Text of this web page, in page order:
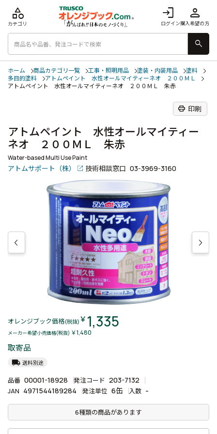
login
ログイン
person
購入希望の方
category
カテゴリ
search
ホーム 商品カテゴリ一覧 工事・照明用品 塗装・内装用品
塗料
多目的塗料
アトムペイント 水性オールマイティーネオ ２００ＭＬ
アトムペイント 水性オールマイティーネオ ２００ＭＬ 朱赤
print 印刷
アトムペイント 水性オールマイティー
ネオ ２００ＭＬ 朱赤
Water-based Multi Use Paint
アトムサポート（株） 技術相談窓口 03-3969-3160
オレンジブック価格(税抜) ￥ 1,335
メーカー希望小売価格(税抜) ￥1,480
取寄品
local_shipping 送料別途
品番 00001-18928 発注コード 203-7132
JAN 4971544189284 発注単位 6缶 入数 -
6種類の商品があります